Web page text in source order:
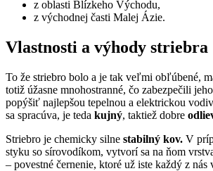
z oblasti Blízkeho Východu,
z východnej časti Malej Ázie.
Vlastnosti a výhody striebra
To že striebro bolo a je tak veľmi obľúbené,
totiž úžasne mnohostranné, čo zabezpečili
popýšiť najlepšou tepelnou a elektrickou
sa spracúva, je teda kujný, taktiež dobre
Striebro je chemicky silne stabilný kov. V
styku so sírovodíkom, vytvorí sa na ňom
– povestné černenie, ktoré už iste každý z nás